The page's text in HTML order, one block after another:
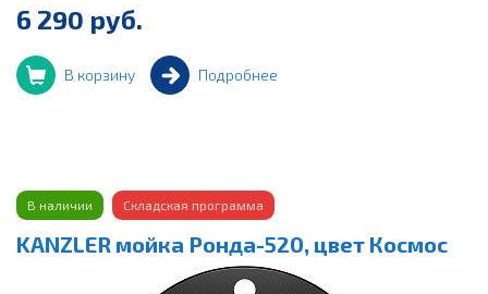
6 290 руб.
В корзину Подробнее
В наличии Складская программа
KANZLER мойка Ронда-520, цвет Космос